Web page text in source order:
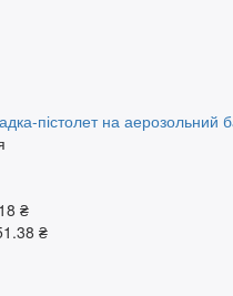
пістолет на аерозольний
₴
₴